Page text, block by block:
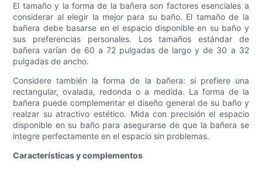
El tamaño y la forma de la bañera son factores esenciales a
considerar al elegir la mejor para su baño. El tamaño de la
bañera debe basarse en el espacio disponible en su baño y
sus preferencias personales. Los tamaños estándar de
bañera varían de 60 a 72 pulgadas de largo y de 30 a 32
pulgadas de ancho.
Considere también la forma de la bañera: si prefiere una
rectangular, ovalada, redonda o a medida. La forma de la
bañera puede complementar el diseño general de su baño y
realzar su atractivo estético. Mida con precisión el espacio
disponible en su baño para asegurarse de que la bañera se
integre perfectamente en el espacio sin problemas.
Características y complementos